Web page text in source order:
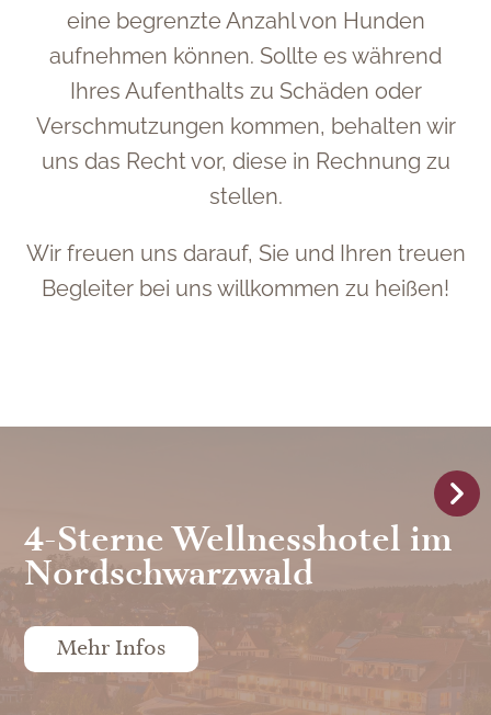
eine begrenzte Anzahl von Hunden
aufnehmen können. Sollte es während
Ihres Aufenthalts zu Schäden oder
Verschmutzungen kommen, behalten wir
uns das Recht vor, diese in Rechnung zu
stellen.
Wir freuen uns darauf, Sie und Ihren treuen
Begleiter bei uns willkommen zu heißen!
4-Sterne Wellnesshotel im
Nordschwarzwald
Mehr Infos